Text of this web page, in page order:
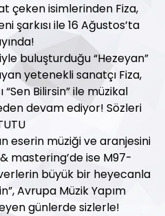
çeken isimlerinden Fiza,
şarkısı ile 16 Ağustos’ta
buluşturduğu “Hezeyan”
yetenekli sanatçı Fiza,
“Sen Bilirsin” ile müzikal
devam ediyor! Sözleri
eserin müziği ve aranjesini
mastering’de ise M97-
büyük bir heyecanla
Avrupa Müzik Yapım
günlerde sizlerle!